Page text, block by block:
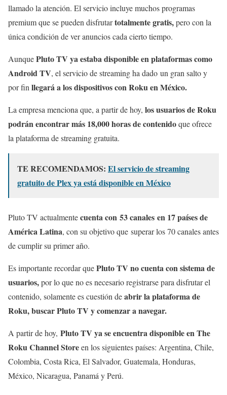
llamado la atención. El servicio incluye muchos programas
premium que se pueden disfrutartotalmente gratis,pero con la
única condición de ver anuncios cada cierto tiempo.
AunquePluto TV ya estaba disponible en plataformas como
Android TV, el servicio de streaming ha dado un gran salto y
por fin llegará a los dispositivos con Roku en México.
La empresa menciona que, a partir de hoy, los usuarios de Roku
podrán encontrar más 18,000 horas de contenidoque ofrece
la plataforma de streaming gratuita.
TE RECOMENDAMOS: El servicio de streaming
gratuito de Plex ya está disponible en México
Pluto TV actualmentecuenta con 53 canales en 17 países de
América Latina, con su objetivo que superar los 70 canales antes
de cumplir su primer año.
Es importante recordar quePluto TV no cuenta con sistema de
usuarios,por lo que no es necesario registrarse para disfrutar el
contenido, solamente es cuestión deabrir la plataforma de
Roku, buscar Pluto TV y comenzar a navegar.
A partir de hoy, Pluto TV ya se encuentra disponible en The
Roku Channel Storeen los siguientes países: Argentina, Chile,
Colombia, Costa Rica, El Salvador, Guatemala, Honduras,
México, Nicaragua, Panamá y Perú.